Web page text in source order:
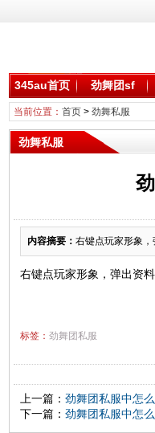
345au首页 劲舞团sf
当前位置： 首页> 劲舞私服
劲舞私服
内容摘要： 右键点玩家形象
右键点玩家形象，弹出资
标签： 劲舞团私服
上一篇： 劲舞团私服中怎
下一篇： 劲舞团私服中怎